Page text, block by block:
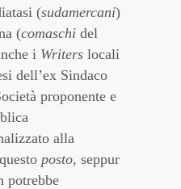
(sudamercani)
(comaschi del
i Writers locali
dell’ex Sindaco
proponente e
alla
posto, seppur
potrebbe